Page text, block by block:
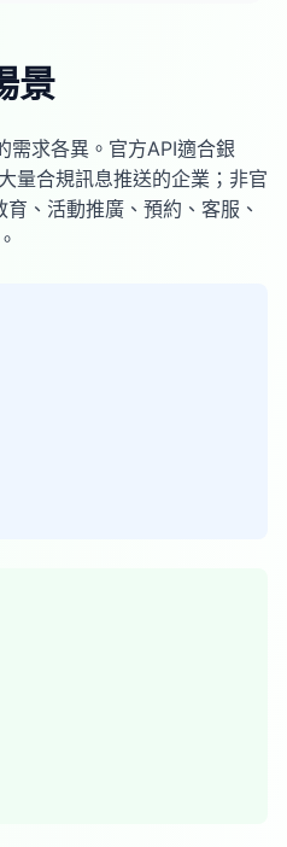
景
求各異。官方API適合銀
量合規訊息推送的企業；非官
、活動推廣、預約、客服、